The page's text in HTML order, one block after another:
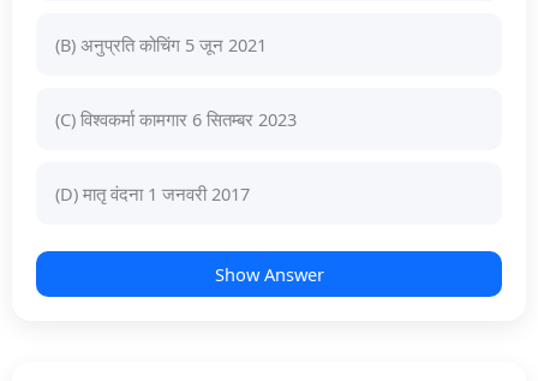
(B) अनुप्रति कोचिंग 5 जून 2021
(C) विश्वकर्मा कामगार 6 सितम्बर 2023
(D) मातृ वंदना 1 जनवरी 2017
Show Answer